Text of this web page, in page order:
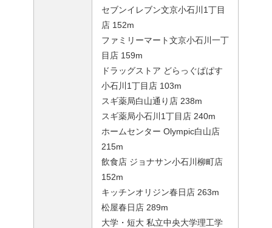
セブンイレブン文京小石川1丁目
店 152m
ファミリーマート文京小石川一丁
目店 159m
ドラッグストア どらっぐぱぱす
小石川1丁目店 103m
スギ薬局白山通り店 238m
スギ薬局小石川1丁目店 240m
ホームセンター Olympic白山店
215m
飲食店 ジョナサン小石川柳町店
152m
キッチンオリジン春日店 263m
松屋春日店 289m
大学・短大 私立中央大学理工学